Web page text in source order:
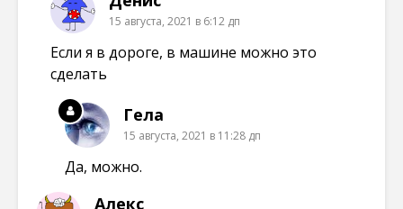
15 августа, 2021 в 6:12 дп
Если я в дороге, в машине можно это
сделать
Гела
15 августа, 2021 в 11:28 дп
Да, можно.
Алекс